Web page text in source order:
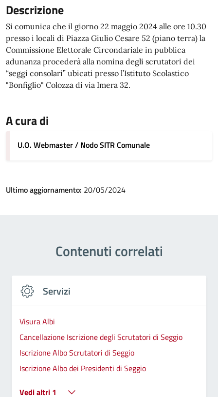
Descrizione
Si comunica che il giorno 22 maggio 2024 alle ore 10.30
presso i locali di Piazza Giulio Cesare 52 (piano terra) la
Commissione Elettorale Circondariale in pubblica
adunanza procederà alla nomina degli scrutatori dei
“seggi consolari” ubicati presso l’Istituto Scolastico
"Bonfiglio" Colozza di via Imera 32.
A cura di
U.O. Webmaster / Nodo SITR Comunale
Ultimo aggiornamento: 20/05/2024
Contenuti correlati
Servizi
Visura Albi
Cancellazione Iscrizione degli Scrutatori di Seggio
Iscrizione Albo Scrutatori di Seggio
Iscrizione Albo dei Presidenti di Seggio
Vedi altri 1